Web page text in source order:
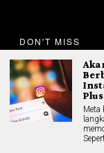
All rights
DON'T MISS
Plus
Meta